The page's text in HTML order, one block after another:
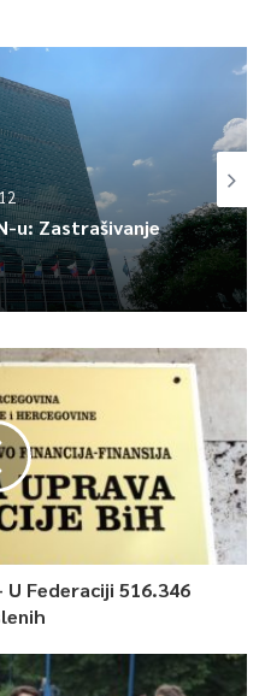
u: Zastrašivanje
Federaciji 516.346